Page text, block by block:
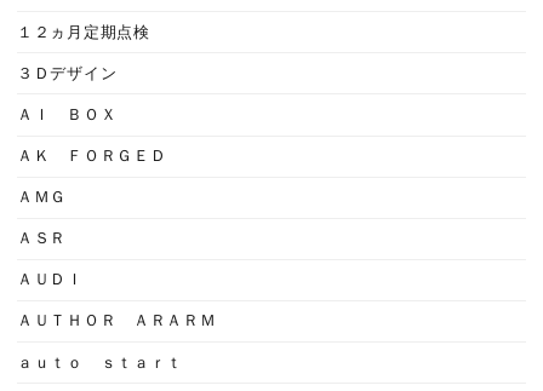
１２ヵ月定期点検
３Ｄデザイン
ＡＩ ＢＯＸ
ＡＫ ＦＯＲＧＥＤ
ＡＭＧ
ＡＳＲ
ＡＵＤＩ
ＡＵＴＨＯＲ ＡＲＡＲＭ
ａｕｔｏ ｓｔａｒｔ